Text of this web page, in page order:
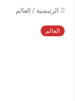
الرئيسية / العالم
العالم